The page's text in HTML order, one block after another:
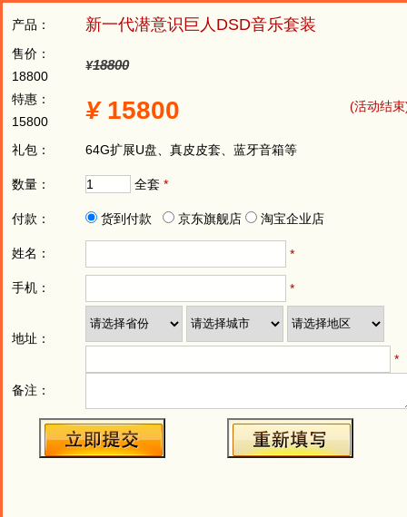
产品： 新一代潜意识巨人DSD音乐套装
售价：
18800
¥18800
特惠：
15800
¥15800 (活动结
礼包： 64G扩展U盘、真皮皮套、蓝牙音箱等
数量： 全套 *
付款： 货到付款 京东旗舰店 淘宝企业店
姓名： *
手机： *
地址：
*
备注：